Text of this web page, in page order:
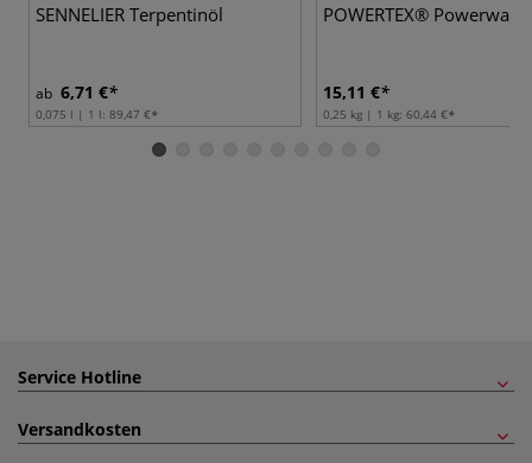
SENNELIER Terpentinöl
ab 6,71 €
0,075 l | 1 l: 89,47 €
POWERTEX® Powerwax
15,11 €
0,25 kg | 1 kg: 60,44 €
Service Hotline
Versandkosten